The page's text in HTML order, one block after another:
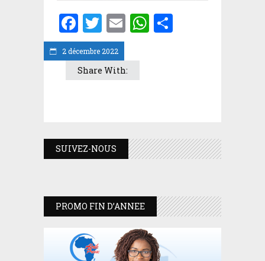
2 décembre 2022
Facebook
Twitter
EmailWhatsApp
Share With:
SUIVEZ-NOUS
PROMO FIN D’ANNEE